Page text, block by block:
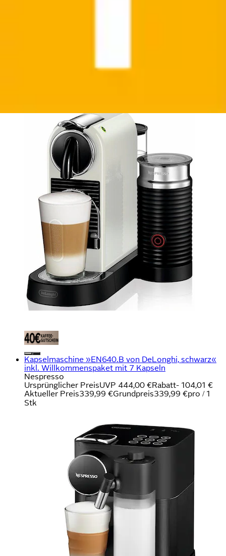
169,90 €
Kapselmaschine »EN640.B von DeLonghi, schwarz«
inkl. Willkommenspaket mit 7 Kapseln
Nespresso
Ursprünglicher PreisUVP 444,00 €Rabatt- 104,01 €
Aktueller Preis339,99 €Grundpreis339,99 €pro / 1
Stk